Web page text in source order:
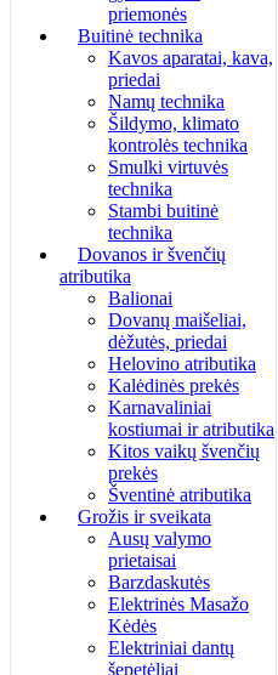
priemonės
Buitinė technika
Kavos aparatai, kava,
priedai
Namų technika
Šildymo, klimato
kontrolės technika
Smulki virtuvės
technika
Stambi buitinė
technika
Dovanos ir švenčių
atributika
Balionai
Dovanų maišeliai,
dėžutės, priedai
Helovino atributika
Kalėdinės prekės
Karnavaliniai
kostiumai ir atributika
Kitos vaikų švenčių
prekės
Šventinė atributika
Grožis ir sveikata
Ausų valymo
prietaisai
Barzdaskutės
Elektrinės Masažo
Kėdės
Elektriniai dantų
šepetėliai